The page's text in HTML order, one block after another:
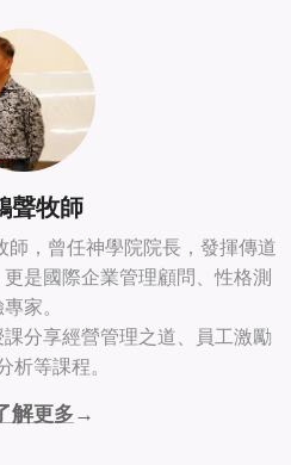
聲牧師
師，曾任神學院院長，發揮傳道
是國際企業管理顧問、性格測
家。
分享經營管理之道、員工激勵
析等課程。
解更多 →